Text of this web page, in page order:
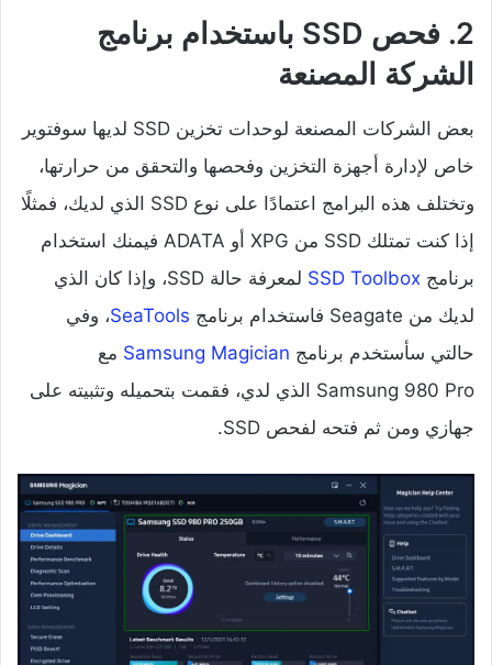
2. فحص SSD باستخدام برنامج
الشركة المصنعة
بعض الشركات المصنعة لوحدات تخزين SSD لديها سوفتوير
خاص لإدارة أجهزة التخزين وفحصها والتحقق من حرارتها،
وتختلف هذه البرامج اعتمادًا على نوع SSD الذي لديك، فمثلًا
إذا كنت تمتلك SSD من XPG أو ADATA فيمنك استخدام
برنامج SSD Toolbox
لمعرفة حالة SSD، وإذا كان الذي
لديك من Seagate فاستخدام برنامج
SeaTools، وفي
حالتي سأستخدم برنامج Samsung Magician مع
Samsung 980 Pro الذي لدي، فقمت بتحميله وتثبيته على
جهازي ومن ثم فتحه لفحص SSD.